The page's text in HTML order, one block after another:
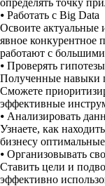
⦁ Работать с Big Data
Освоите актуальные
явное
работают с
⦁ Проверять гипотезы
Полученные навыки
Сможете
эффективные
⦁ Анализировать
Узнаете, как
бизнесу
⦁ Организовывать
Ставить цели и
эффективно